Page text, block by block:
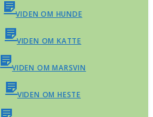
VIDEN OM HUNDE
VIDEN OM KATTE
VIDEN OM MARSVIN
VIDEN OM HESTE